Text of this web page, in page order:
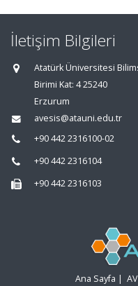
İletişim Bilgileri
Atatürk Üniversitesi
Birimi Kat: 4 25240
Erzurum
avesis@atauni.edu.tr
+90 442 2316100-02
+90 442 2316104
+90 442 2316103
Ana Sayfa |